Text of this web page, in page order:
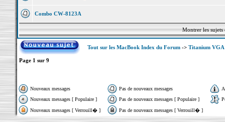
Combo CW-8123A
Montrer les
Tout sur les MacBook Index du Forum-> Titanium VGA
Page 1 sur 9
Nouveaux messages Pas de nouveaux messages
Nouveaux messages [ Populaire ]
Pas de nouveaux messages [ Populaire ]
Nouveaux messages [ Verrouill� ]
Pas de nouveaux messages [ Verrouill� ]